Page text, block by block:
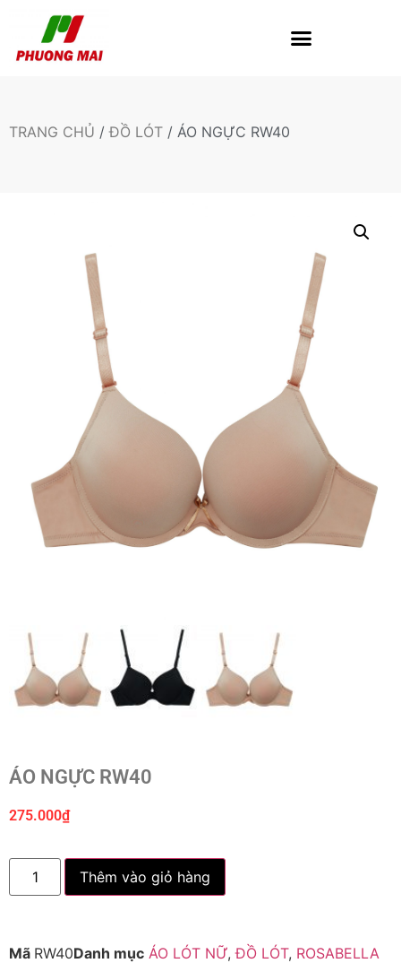
TRANG CHỦ /ĐỒ LÓT / ÁO NGỰC RW40
ÁO NGỰC RW40
275.000₫
Thêm vào giỏ hàng
Mã RW40Danh mục ÁO LÓT NỮ,ĐỒ LÓT, ROSABELLA